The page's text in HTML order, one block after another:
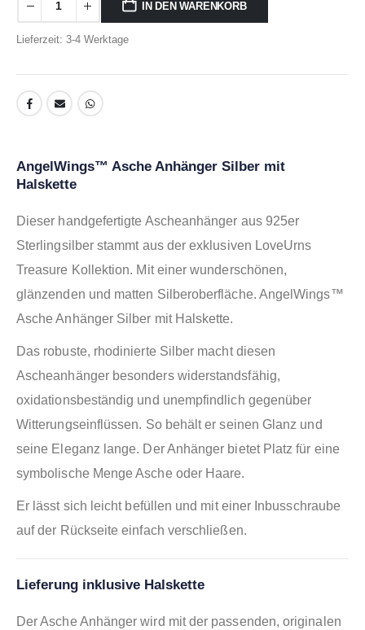
IN DEN WARENKORB
Lieferzeit: 3-4 Werktage
AngelWings™ Asche Anhänger Silber mit
Halskette
Dieser handgefertigte Ascheanhänger aus 925er
Sterlingsilber stammt aus der exklusiven LoveUrns
Treasure Kollektion. Mit einer wunderschönen,
glänzenden und matten Silberoberfläche. AngelWings™
Asche Anhänger Silber mit Halskette.
Das robuste, rhodinierte Silber macht diesen
Ascheanhänger besonders widerstandsfähig,
oxidationsbeständig und unempfindlich gegenüber
Witterungseinflüssen. So behält er seinen Glanz und
seine Eleganz lange. Der Anhänger bietet Platz für eine
symbolische Menge Asche oder Haare.
Er lässt sich leicht befüllen und mit einer Inbusschraube
auf der Rückseite einfach verschließen.
Lieferung inklusive Halskette
Der Asche Anhänger wird mit der passenden, originalen